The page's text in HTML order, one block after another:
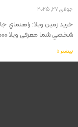
جولای 27, 2025
خريد زمين ويلا: راهنماي
شخصي شما معرفی ویلا ۱۰۰۰: همراهی معتمد در مسیر
بیشتر »